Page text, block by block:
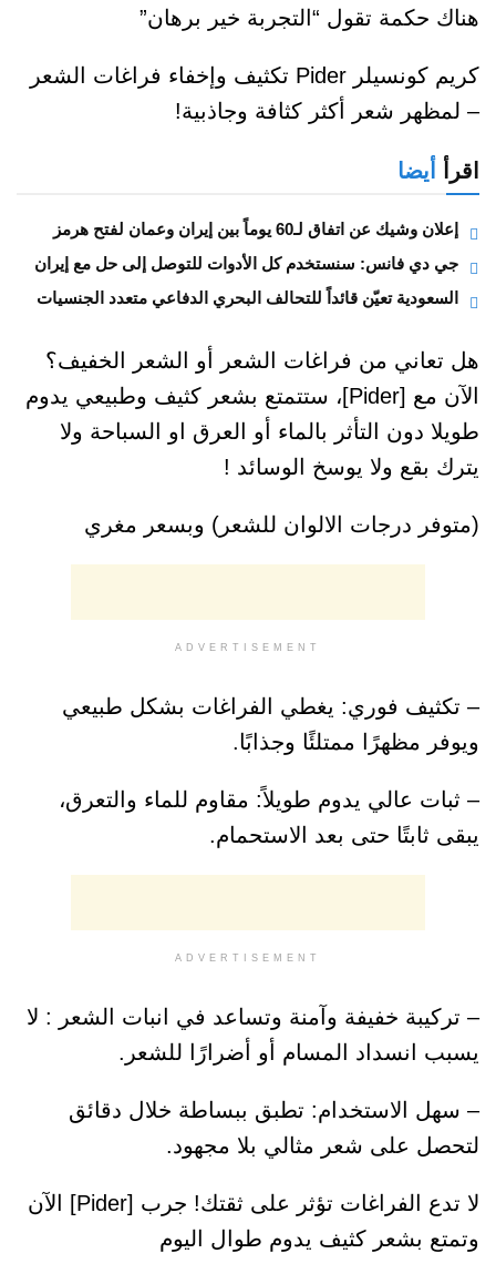
تقول “التجربة خير برهان”
كريم كونسيلر Pider تكثيف وإخفاء فراغات الشعر
شعر أكثر كثافة وجاذبية!
لـ60 يوماً بين إيران وعمان لفتح هرمز
فانس: سنستخدم كل الأدوات للتوصل إلى حل مع إيران
تعيّن قائداً للتحالف البحري الدفاعي متعدد الجنسيات
من فراغات الشعر أو الشعر الخفيف؟
الآن مع [Pider]، ستتمتع بشعر كثيف وطبيعي يدوم
التأثر بالماء أو العرق او السباحة ولا
ولا يوسخ الوسائد !
درجات الالوان للشعر) وبسعر مغري
ADVERTISEMENT
فوري: يغطي الفراغات بشكل طبيعي
ممتلئًا وجذابًا.
يدوم طويلاً: مقاوم للماء والتعرق،
حتى بعد الاستحمام.
ADVERTISEMENT
خفيفة وآمنة وتساعد في انبات الشعر : لا
المسام أو أضرارًا للشعر.
تطبق ببساطة خلال دقائق
شعر مثالي بلا مجهود.
لا تدع الفراغات تؤثر على ثقتك! جرب [Pider] الآن
كثيف يدوم طوال اليوم